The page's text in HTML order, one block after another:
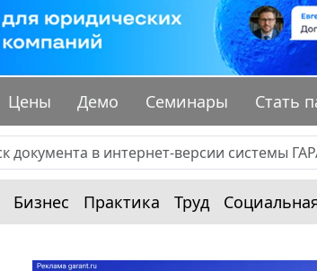
Цены Демо Семинары Стать
Бизнес Практика Труд